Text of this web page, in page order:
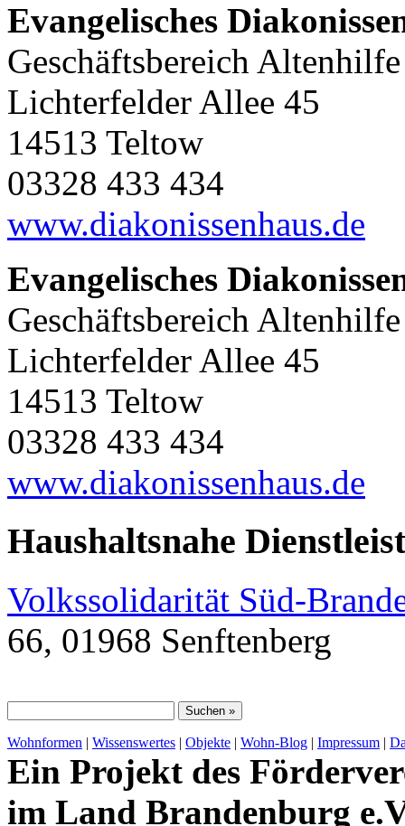
Evangelisches
Geschäftsbereich
Lichterfelder Allee 45
14513 Teltow
03328 433 434
www.diakonissenhaus.de
Evangelisches
Geschäftsbereich
Lichterfelder Allee 45
14513 Teltow
03328 433 434
www.diakonissenhaus.de
Haushaltsnahe
Volkssolidarität Süd-
66, 01968 Senftenberg
Wohnformen | Wissenswertes | Objekte | Wohn-Blog | Impressum |
Ein Projekt des
im Land Brandenburg